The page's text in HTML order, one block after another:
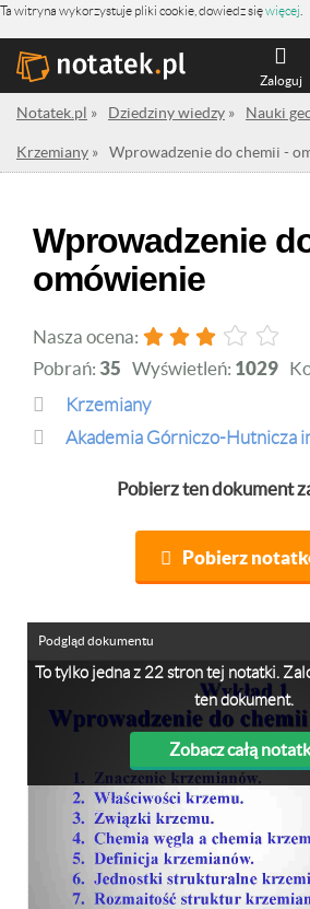
Ta witryna wykorzystuje pliki cookie, dowiedz sięwięcej
Zaloguj
Notatek.pl » Dziedziny wiedzy » Nauki
Krzemiany » Wprowadzenie do chemii -
Wprowadzenie
omówienie
Nasza ocena:
Pobrań: 35 Wyświetleń: 1029
Krzemiany
Pobierz ten dokument
Pobierz
To tylko jedna z 22 stron tej notatki.
ten dokument.
Zobacz całą
Podgląd dokumentu